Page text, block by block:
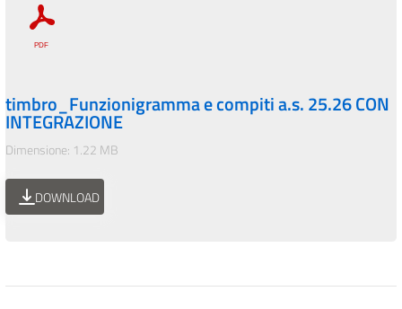
timbro_Funzionigramma e compiti a.s. 25.26 CON
INTEGRAZIONE
Dimensione: 1.22 MB
DOWNLOAD